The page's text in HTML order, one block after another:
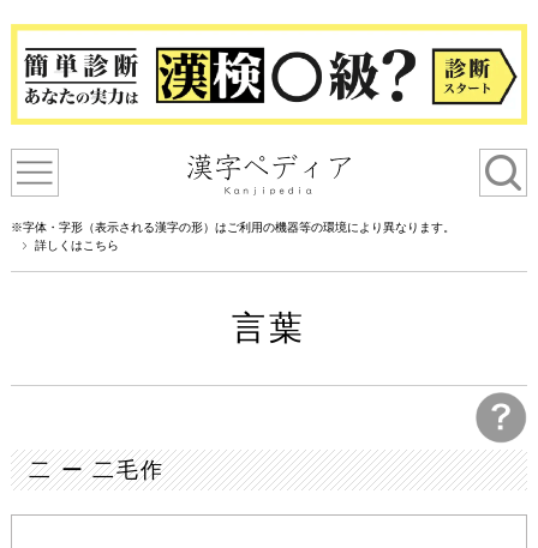
※字体・字形（表示される漢字の形）はご利用の機器等の環境により異なります。
詳しくはこちら
言葉
二 ー 二毛作